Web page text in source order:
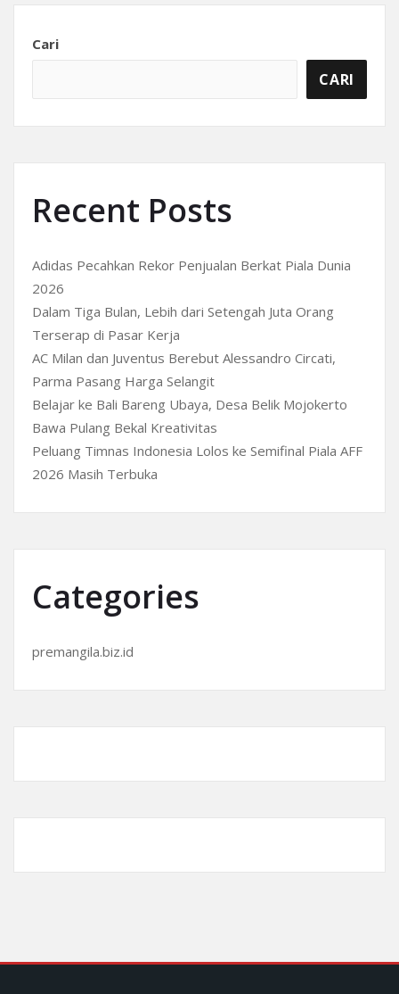
Cari
CARI
Recent Posts
Adidas Pecahkan Rekor Penjualan Berkat Piala Dunia
2026
Dalam Tiga Bulan, Lebih dari Setengah Juta Orang
Terserap di Pasar Kerja
AC Milan dan Juventus Berebut Alessandro Circati,
Parma Pasang Harga Selangit
Belajar ke Bali Bareng Ubaya, Desa Belik Mojokerto
Bawa Pulang Bekal Kreativitas
Peluang Timnas Indonesia Lolos ke Semifinal Piala AFF
2026 Masih Terbuka
Categories
premangila.biz.id